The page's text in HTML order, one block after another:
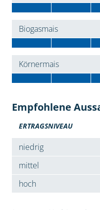
Biogasmais
Körnermais
Empfohlene
ERTRAGSNIVEAU
niedrig
mittel
hoch